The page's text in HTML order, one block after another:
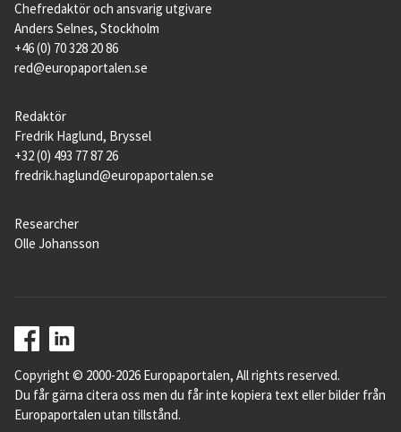
Chefredaktör och ansvarig utgivare
Anders Selnes, Stockholm
+46 (0) 70 328 20 86
red@europaportalen.se
Redaktör
Fredrik Haglund, Bryssel
+32 (0) 493 77 87 26
fredrik.haglund@europaportalen.se
Researcher
Olle Johansson
Copyright © 2000-2026 Europaportalen, All rights reserved.
Du får gärna citera oss men du får inte kopiera text eller bilder från
Europaportalen utan tillstånd.